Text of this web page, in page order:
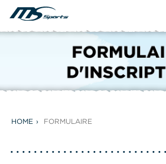
HOME FORMULAIRE